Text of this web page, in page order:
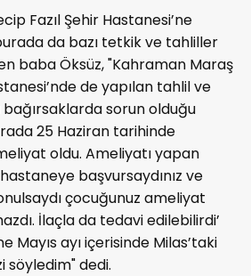
Fazıl Şehir Hastanesi’ne
da bazı tetkik ve tahliller
baba Öksüz, "Kahraman Maraş
de yapılan tahlil ve
sorun olduğu
25 Haziran tarihinde
oldu. Ameliyatı yapan
başvursaydınız ve
çocuğunuz ameliyat
İlaçla da tedavi edilebilirdi’
Mayıs ayı içerisinde Milas’taki
söyledim" dedi.